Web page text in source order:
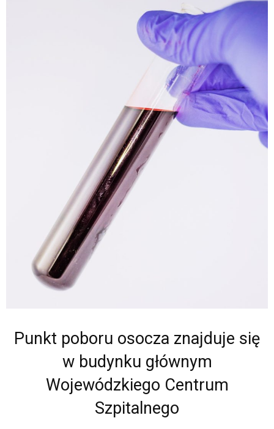
Punkt poboru osocza znajduje się
w budynku głównym
Wojewódzkiego Centrum
Szpitalnego